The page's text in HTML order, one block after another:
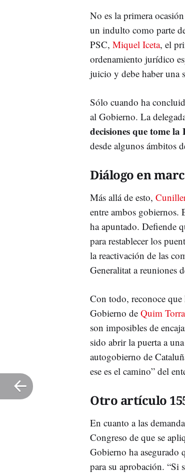
No es la primera
un indulto como parte
PSC, Miquel Iceta, el
ordenamiento jurídico
juicio y debe haber una
Sólo cuando ha
al Gobierno. La
decisiones que tome la
desde algunos ámbitos
Diálogo en
Más allá de esto,
entre ambos gobiernos.
ha apuntado. Defiende
para restablecer los
la reactivación de las
Generalitat a reuniones
Con todo, reconoce
Gobierno de Quim Torra
son imposibles de
sido abrir la puerta a
autogobierno de
ese es el camino” del
Otro artículo
En cuanto a las
Congreso de que se
Gobierno ha asegurado
para su aprobación. “Si